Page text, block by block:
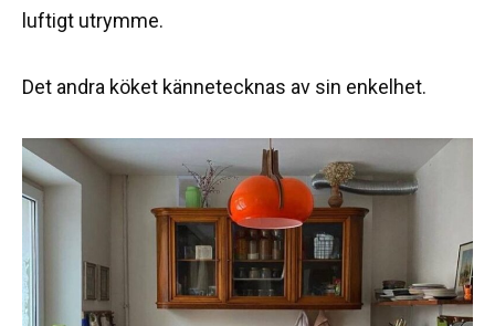
luftigt utrymme.
Det andra köket kännetecknas av sin enkelhet.